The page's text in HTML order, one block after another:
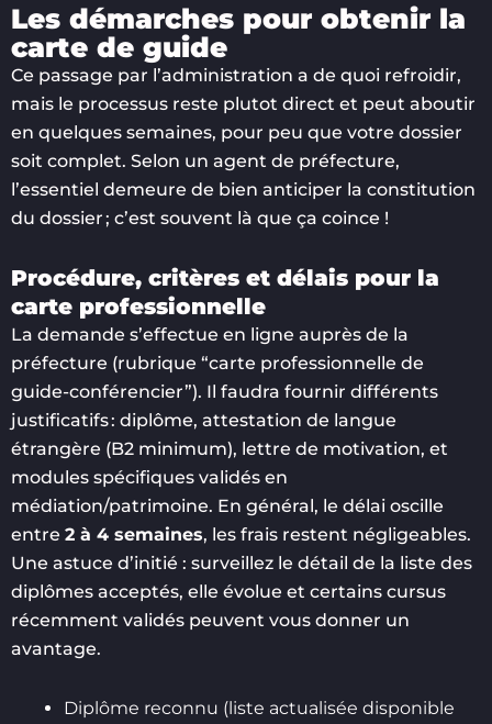
Les démarches pour obtenir la
carte de guide
Ce passage par l’administration a de quoi refroidir,
mais le processus reste plutot direct et peut aboutir
en quelques semaines, pour peu que votre dossier
soit complet. Selon un agent de préfecture,
l’essentiel demeure de bien anticiper la constitution
du dossier ; c’est souvent là que ça coince !
Procédure, critères et délais pour la
carte professionnelle
La demande s’effectue en ligne auprès de la
préfecture (rubrique “carte professionnelle de
guide-conférencier”). Il faudra fournir différents
justificatifs : diplôme, attestation de langue
étrangère (B2 minimum), lettre de motivation, et
modules spécifiques validés en
médiation/patrimoine. En général, le délai oscille
entre 2 à 4 semaines, les frais restent négligeables.
Une astuce d’initié : surveillez le détail de la liste des
diplômes acceptés, elle évolue et certains cursus
récemment validés peuvent vous donner un
avantage.
Diplôme reconnu (liste actualisée disponible